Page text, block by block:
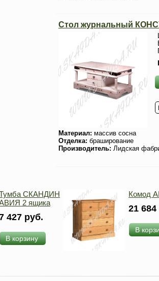
Стол журнальный
Материал: массив сосна
Отделка: браширование
Производитель: Лидская
СКАНДИН
2 ящика
427 руб.
В корзину
Комод
21
В